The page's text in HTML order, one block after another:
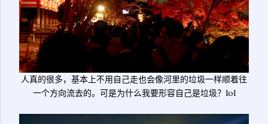
人真的很多，基本上不用自己走也会像河里的垃圾一样顺着往
一个方向流去的。可是为什么我要形容自己是垃圾？lol